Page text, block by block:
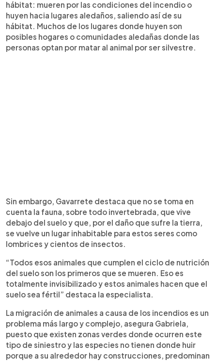
hábitat: mueren por las condiciones del incendio o
huyen hacia lugares aledaños, saliendo así de su
hábitat. Muchos de los lugares donde huyen son
posibles hogares o comunidades aledañas donde las
personas optan por matar al animal por ser silvestre.
Sin embargo, Gavarrete destaca que no se toma en
cuenta la fauna, sobre todo invertebrada, que vive
debajo del suelo y que, por el daño que sufre la tierra,
se vuelve un lugar inhabitable para estos seres como
lombrices y cientos de insectos.
“Todos esos animales que cumplen el ciclo de nutrición
del suelo son los primeros que se mueren. Eso es
totalmente invisibilizado y estos animales hacen que el
suelo sea fértil” destaca la especialista.
La migración de animales a causa de los incendios es un
problema más largo y complejo, asegura Gabriela,
puesto que existen zonas verdes donde ocurren este
tipo de siniestro y las especies no tienen donde huir
porque a su alrededor hay construcciones, predominan